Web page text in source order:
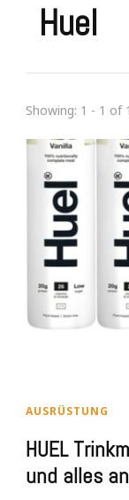
Huel
Showing: 1 - 1 of
AUSRÜSTUNG
HUEL
und alles